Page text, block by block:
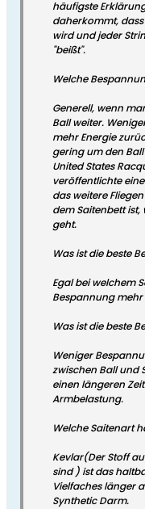
häufigste
daherkommt,
wird und jeder
"beißt".
Welche
Generell, wenn
Ball weiter.
mehr Energie
gering um den
United States
veröffentlichte
das weitere
dem Saitenbett
geht.
Was ist die beste
Egal bei welchem
Bespannung
Was ist die beste
Weniger
zwischen Ball und
einen längeren
Armbelastung.
Welche Saitenart
Kevlar(Der Stoff
sind ) ist das
Vielfaches länger
Synthetic Darm.